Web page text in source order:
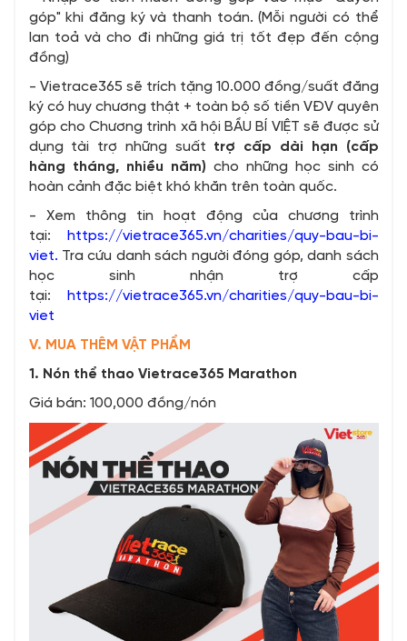
góp" khi đăng ký và thanh toán. (Mỗi người có thể
lan toả và cho đi những giá trị tốt đẹp đến cộng
đồng)
- Vietrace365 sẽ trích tặng 10.000 đồng/suất đăng
ký có huy chương thật + toàn bộ số tiền VĐV quyên
góp cho Chương trình xã hội BẦU BÍ VIỆT sẽ được sử
dụng tài trợ những suất trợ cấp dài hạn (cấp
hàng tháng, nhiều năm) cho những học sinh có
hoàn cảnh đặc biệt khó khăn trên toàn quốc.
- Xem thông tin hoạt động của chương trình
tại:
https://vietrace365.vn/charities/quy-bau-bi-
viet. Tra cứu danh sách người đóng góp, danh sách
học sinh nhận trợ cấp
tại:
https://vietrace365.vn/charities/quy-bau-bi-
viet
V. MUA THÊM VẬT PHẨM
1. Nón thể thao Vietrace365 Marathon
Giá bán: 100,000 đồng/nón